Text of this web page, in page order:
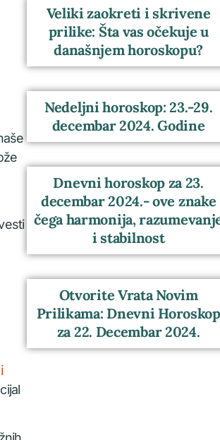
Veliki zaokreti i skrivene
prilike: Šta vas očekuje u
današnjem horoskopu?
Nedeljni horoskop: 23.-29.
decembar 2024. Godine
Dnevni horoskop za 23.
decembar 2024.- ove znake
čega harmonija,
i stabilnost
Otvorite Vrata Novim
Prilikama: Dnevni Horoskop
za 22. Decembar 2024.